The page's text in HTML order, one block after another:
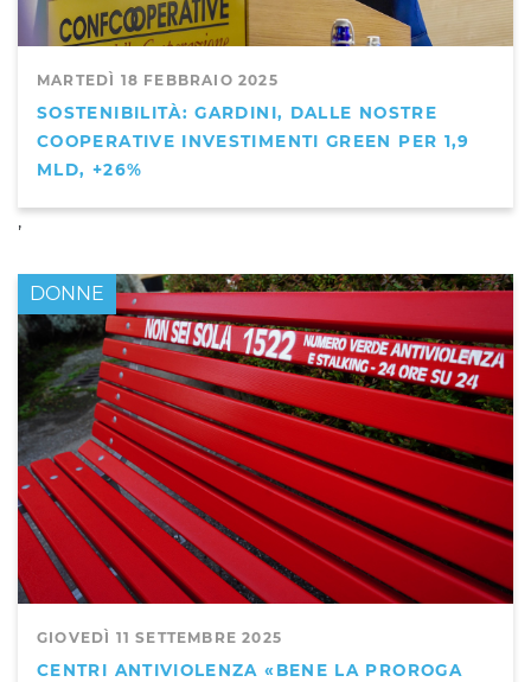
MARTEDÌ 18 FEBBRAIO 2025
SOSTENIBILITÀ: GARDINI, DALLE NOSTRE
COOPERATIVE INVESTIMENTI GREEN PER 1,9
MLD, +26%
,
GIOVEDÌ 11 SETTEMBRE 2025
CENTRI ANTIVIOLENZA «BENE LA PROROGA
DONNE